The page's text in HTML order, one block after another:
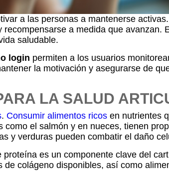
a las personas a mantenerse
a medida que avanzan.
saludable.
login permiten a los usuarios
la motivación y asegurarse de
LA SALUD
. Consumir alimentos ricos en nutrientes
el salmón y en nueces, tienen
y verduras pueden combatir el daño
es un componente clave del
colágeno disponibles, así como